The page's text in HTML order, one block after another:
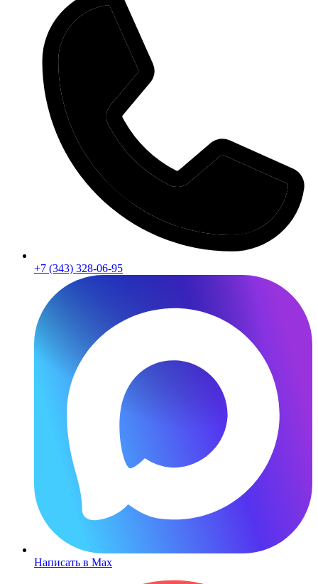
+7 (343) 328-06-95
Написать в Max